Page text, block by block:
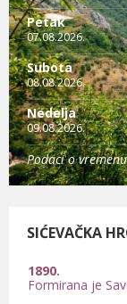
Petak
07.08.2026.
Subota
08.08.2026.
Nedelja
09.08.2026.
Podaci o
SIĆEVAČKA
1891.
Formirana je